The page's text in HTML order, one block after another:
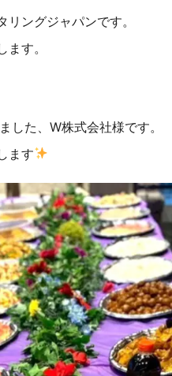
ングジャパンです。
す。
した、W株式会社様です。
ます